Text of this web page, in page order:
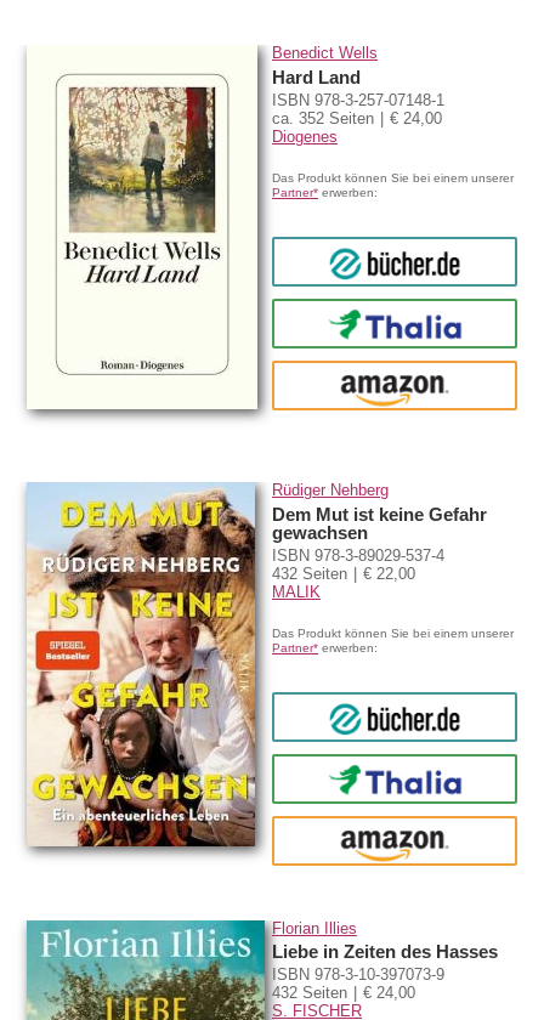
Benedict Wells
Hard Land
ISBN 978-3-257-07148-1
ca. 352 Seiten
€ 24,00
Diogenes
Das Produkt können Sie bei einem unserer
Partner* erwerben:
bücher.de
Thalia
amazon
Rüdiger Nehberg
Dem Mut ist keine Gefahr
gewachsen
ISBN 978-3-89029-537-4
432 Seiten
€ 22,00
MALIK
Das Produkt können Sie bei einem unserer
Partner* erwerben:
bücher.de
Thalia
amazon
Florian Illies
Liebe in Zeiten des Hasses
ISBN 978-3-10-397073-9
432 Seiten
€ 24,00
S. FISCHER